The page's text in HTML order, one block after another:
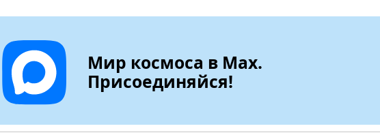
Мир космоса в Max.
Присоединяйся!